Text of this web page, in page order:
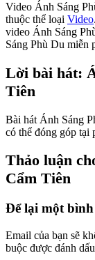
Video Ánh Sáng
thuộc thể loại Video
video Ánh Sáng
Sáng Phù Du miễn
Lời bài hát:
Tiên
Bài hát Ánh Sáng
có thể đóng góp tại
Thảo luận
Cẩm Tiên
Để lại một
Email của bạn sẽ
buộc được đánh dấu